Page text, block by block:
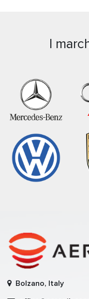
I
Bolzano, Italy